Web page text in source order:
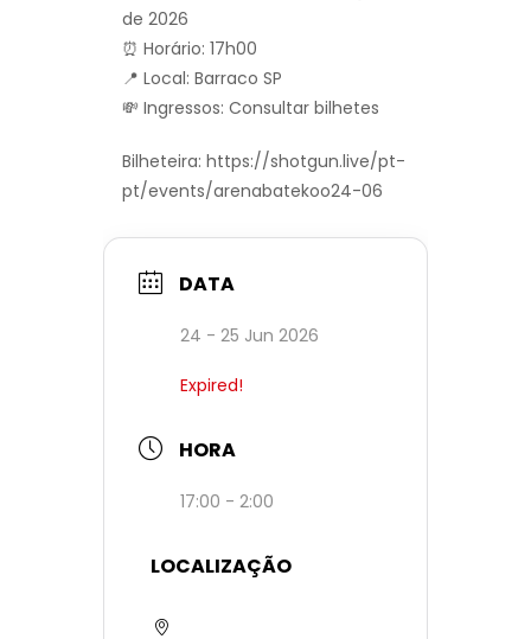
de 2026
⏰ Horário: 17h00
📍 Local: Barraco SP
💸 Ingressos: Consultar bilhetes
Bilheteira: https://shotgun.live/pt-
pt/events/arenabatekoo24-06
DATA
24 - 25 Jun 2026
Expired!
HORA
17:00 - 2:00
LOCALIZAÇÃO